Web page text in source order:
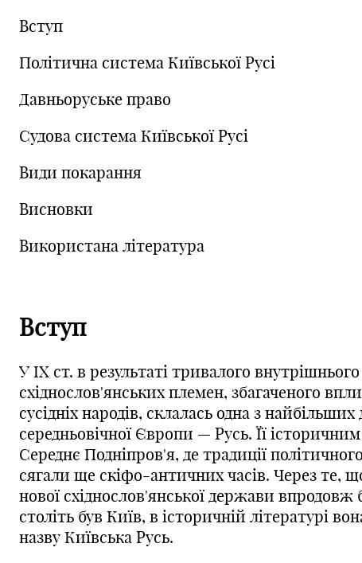
Вступ
Політична система Київської Русі
Давньоруське право
Судова система Київської Русі
Види покарання
Висновки
Використана література
Вступ
У IX ст. в результаті тривалого
східнослов'янських племен, збагаченого
сусідніх народів, склалась одна з
середньовічної Європи — Русь. Її
Середнє Подніпров'я, де традиції
сягали ще скіфо-античних часів. Через те,
нової східнослов'янської держави впродовж
століть був Київ, в історичній літературі
назву Київська Русь.